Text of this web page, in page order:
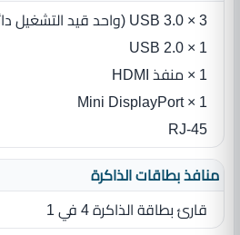
3 × USB 3.0 (واحد قيد التشغيل دائمًا)
1 × USB 2.0
1 × منفذ HDMI
1 × Mini DisplayPort
RJ‎-45
منافذ بطاقات الذاكرة
قارئ بطاقة الذاكرة 4 في 1